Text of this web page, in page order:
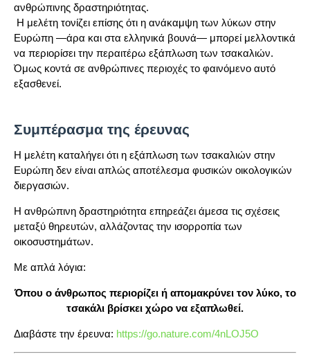
ανθρώπινης δραστηριότητας.
Η μελέτη τονίζει επίσης ότι η ανάκαμψη των λύκων στην
Ευρώπη —άρα και στα ελληνικά βουνά— μπορεί μελλοντικά
να περιορίσει την περαιτέρω εξάπλωση των τσακαλιών.
Όμως κοντά σε ανθρώπινες περιοχές το φαινόμενο αυτό
εξασθενεί.
Συμπέρασμα της έρευνας
Η μελέτη καταλήγει ότι η εξάπλωση των τσακαλιών στην
Ευρώπη δεν είναι απλώς αποτέλεσμα φυσικών οικολογικών
διεργασιών.
Η ανθρώπινη δραστηριότητα επηρεάζει άμεσα τις σχέσεις
μεταξύ θηρευτών, αλλάζοντας την ισορροπία των
οικοσυστημάτων.
Με απλά λόγια:
Όπου ο άνθρωπος περιορίζει ή απομακρύνει τον λύκο, το
τσακάλι βρίσκει χώρο να εξαπλωθεί.
Διαβάστε την έρευνα: https://go.nature.com/4nLOJ5O